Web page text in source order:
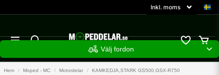
Välj fordon
Hem Moped - MC Motordelar KAMKEDJA,STARK GS500,GSX-R750